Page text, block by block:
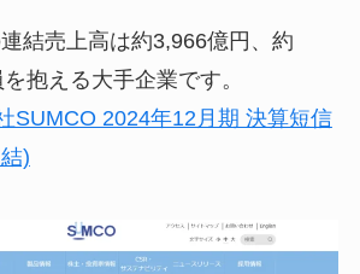
結売上高は約3,966億円、約
抱える大手企業です。
SUMCO 2024年12月期 決算短信
)